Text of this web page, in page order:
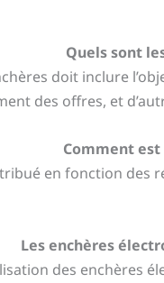
Quels sont
doit inclure
des offres, et
Comment
en fonction des
Les enchères
des enchères